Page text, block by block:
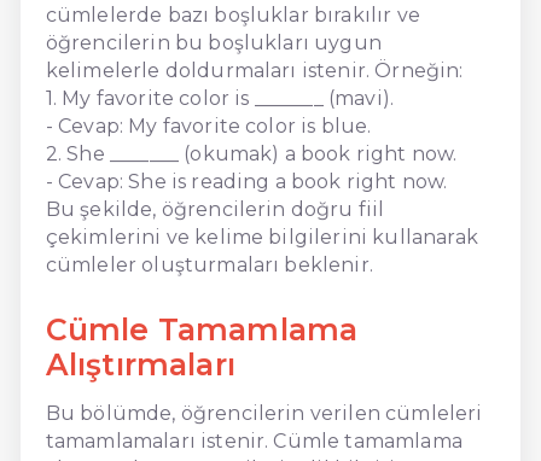
cümlelerde bazı boşluklar bırakılır ve
öğrencilerin bu boşlukları uygun
kelimelerle doldurmaları istenir. Örneğin:
1. My favorite color is _______ (mavi).
- Cevap: My favorite color is blue.
2. She _______ (okumak) a book right now.
- Cevap: She is reading a book right now.
Bu şekilde, öğrencilerin doğru fiil
çekimlerini ve kelime bilgilerini kullanarak
cümleler oluşturmaları beklenir.
Cümle Tamamlama
Alıştırmaları
Bu bölümde, öğrencilerin verilen cümleleri
tamamlamaları istenir. Cümle tamamlama